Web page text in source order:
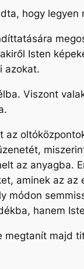
hogy legyen
Isten
azokat.
Viszont
az anyagba.
aminek az az
módon
hanem
megtanít majd